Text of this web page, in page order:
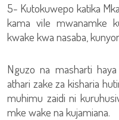
5- Kutokuwepo katika
kama vile mwanamke
kwake kwa nasaba,
Nguzo na masharti
athari zake za kisharia
muhimu zaidi ni
mke wake na kujamiana.